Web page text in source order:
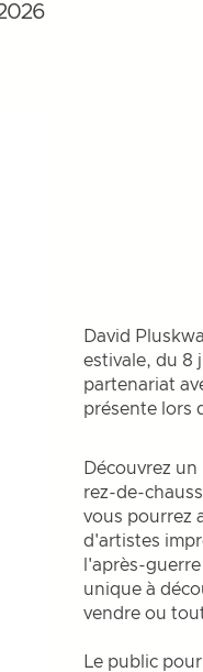
David
estivale, du 8
partenariat
présente lors
Découvrez
rez-de-
vous pourrez
d'artistes
l'après-
unique à
vendre ou
Le public